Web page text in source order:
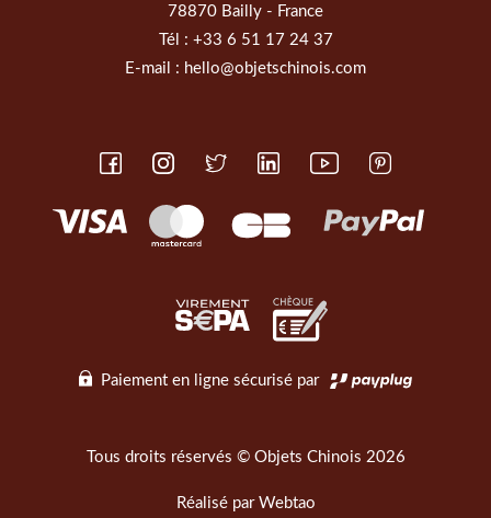
78870 Bailly - France
Tél : +33 6 51 17 24 37
E-mail : hello@objetschinois.com
Paiement en ligne sécurisé par
Tous droits réservés © Objets Chinois 2026
Réalisé par Webtao